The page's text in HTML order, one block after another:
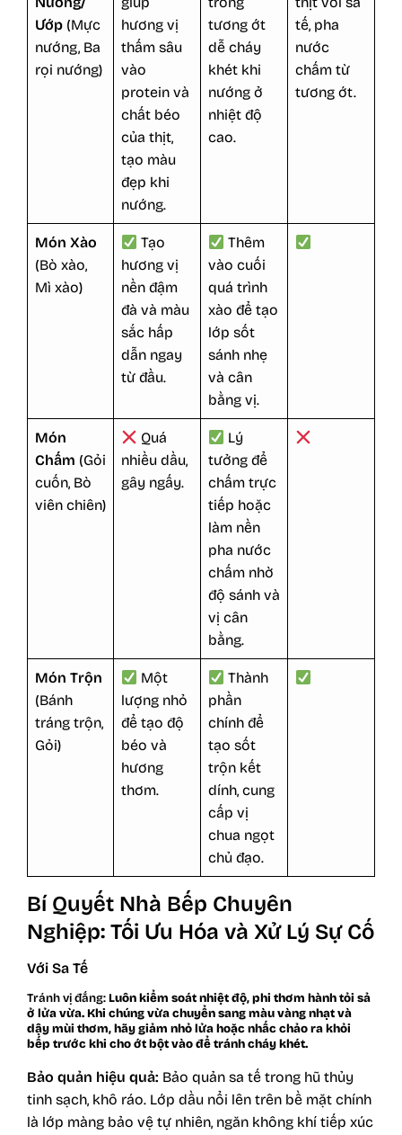
Ướp (Mực
nướng, Ba
rọi nướng)
hương vị
thấm sâu
vào
protein và
chất béo
của thịt,
tạo màu
đẹp khi
nướng.
tương ớt
dễ cháy
khét khi
nướng ở
nhiệt độ
cao.
tế, pha
nước
chấm từ
tương ớt.
Món Xào
(Bò xào,
Mì xào)
Tạo
hương vị
nền đậm
đà và màu
sắc hấp
dẫn ngay
từ đầu.
Thêm
vào cuối
quá trình
xào để tạo
lớp sốt
sánh nhẹ
và cân
bằng vị.
Món
Chấm (Gỏi
cuốn, Bò
viên chiên)
Quá
nhiều dầu,
gây ngấy.
Lý
tưởng để
chấm trực
tiếp hoặc
làm nền
pha nước
chấm nhờ
độ sánh và
vị cân
bằng.
Món Trộn
(Bánh
tráng trộn,
Gỏi)
Một
lượng nhỏ
để tạo độ
béo và
hương
thơm.
Thành
phần
chính để
tạo sốt
trộn kết
dính, cung
cấp vị
chua ngọt
chủ đạo.
Bí Quyết Nhà Bếp Chuyên
Nghiệp: Tối Ưu Hóa và Xử Lý Sự Cố
Với Sa Tế
Tránh vị đắng:Luôn kiểm soát nhiệt độ, phi thơm hành tỏi sả
ở lửa vừa. Khi chúng vừa chuyển sang màu vàng nhạt và
dậy mùi thơm, hãy giảm nhỏ lửa hoặc nhấc chảo ra khỏi
bếp trước khi cho ớt bột vào để tránh cháy khét.
Bảo quản hiệu quả: Bảo quản sa tế trong hũ thủy
tinh sạch, khô ráo. Lớp dầu nổi lên trên bề mặt chính
là lớp màng bảo vệ tự nhiên, ngăn không khí tiếp xúc